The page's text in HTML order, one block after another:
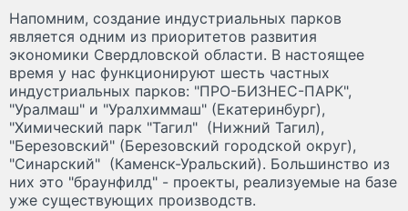
Напомним, создание индустриальных парков
является одним из приоритетов развития
экономики Свердловской области. В настоящее
время у нас функционируют шесть частных
индустриальных парков: "ПРО-БИЗНЕС-ПАРК",
"Уралмаш" и "Уралхиммаш" (Екатеринбург),
"Химический парк "Тагил" (Нижний Тагил),
"Березовский" (Березовский городской округ),
"Синарский" (Каменск-Уральский). Большинство из
них это "браунфилд" - проекты, реализуемые на базе
уже существующих производств.